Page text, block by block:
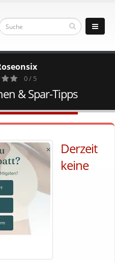
0 / 5
& Spar-Tipps
Derzeit
keine